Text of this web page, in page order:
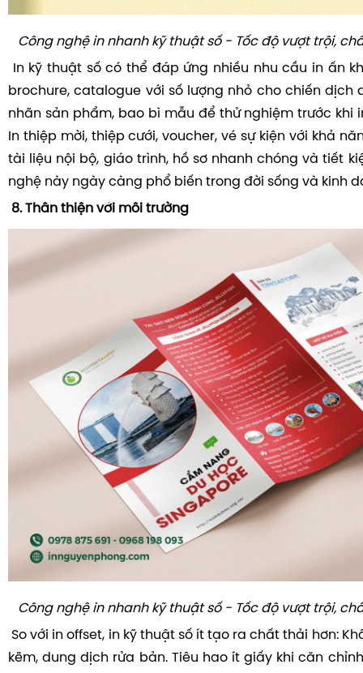
Công nghệ in nhanh kỹ thuật số - Tốc độ vượt trội,
In kỹ thuật số có thể đáp ứng nhiều nhu cầu in ấn
brochure, catalogue với số lượng nhỏ cho chiến dịch
nhãn sản phẩm, bao bì mẫu để thử nghiệm trước khi
In thiệp mời, thiệp cưới, voucher, vé sự kiện với khả
tài liệu nội bộ, giáo trình, hồ sơ nhanh chóng và tiết
nghệ này ngày càng phổ biến trong đời sống và kinh
8. Thân thiện với môi trường
Công nghệ in nhanh kỹ thuật số - Tốc độ vượt trội,
So với in offset, in kỹ thuật số ít tạo ra chất thải hơn:
kẽm, dung dịch rửa bản. Tiêu hao ít giấy khi căn